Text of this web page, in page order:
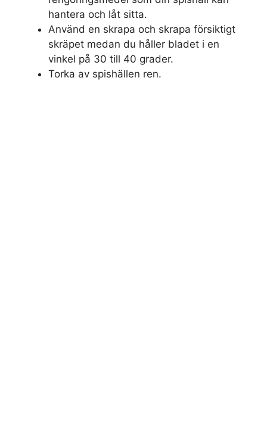
hantera och låt sitta.
Använd en skrapa och skrapa försiktigt
skräpet medan du håller bladet i en
vinkel på 30 till 40 grader.
Torka av spishällen ren.